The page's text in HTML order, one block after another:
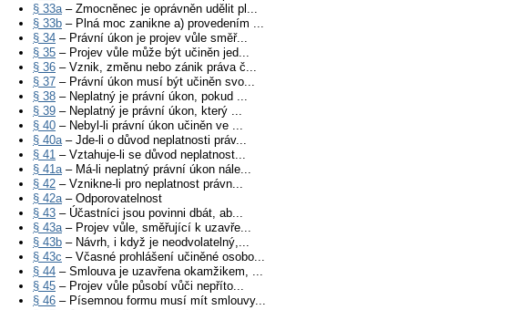
§ 33a– Zmocněnec je oprávněn udělit pl...
§ 33b – Plná moc zanikne a) provedením ...
§ 34 – Právní úkon je projev vůle směř...
§ 35 – Projev vůle může být učiněn jed...
§ 36 – Vznik, změnu nebo zánik práva č...
§ 37 – Právní úkon musí být učiněn svo...
§ 38 – Neplatný je právní úkon, pokud ...
§ 39 – Neplatný je právní úkon, který ...
§ 40 – Nebyl-li právní úkon učiněn ve ...
§ 40a– Jde-li o důvod neplatnosti práv...
§ 41 – Vztahuje-li se důvod neplatnost...
§ 41a– Má-li neplatný právní úkon nále...
§ 42 – Vznikne-li pro neplatnost právn...
§ 42a– Odporovatelnost
§ 43 – Účastníci jsou povinni dbát, ab...
§ 43a– Projev vůle, směřující k uzavře...
§ 43b – Návrh, i když je neodvolatelný,...
§ 43c – Včasné prohlášení učiněné osobo...
§ 44 – Smlouva je uzavřena okamžikem, ...
§ 45 – Projev vůle působí vůči nepříto...
§ 46 – Písemnou formu musí mít smlouvy...